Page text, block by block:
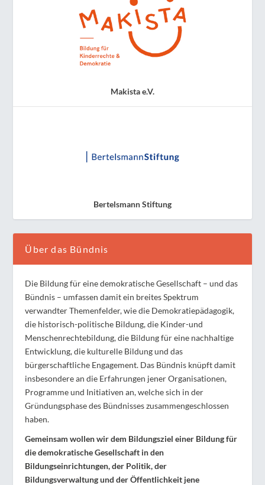
Makista e.V.
Bertelsmann Stiftung
Über das Bündnis
Die Bildung für eine demokratische Gesellschaft – und das
Bündnis – umfassen damit ein breites Spektrum
verwandter Themenfelder, wie die Demokratiepädagogik,
die historisch-politische Bildung, die Kinder-und
Menschenrechtebildung, die Bildung für eine nachhaltige
Entwicklung, die kulturelle Bildung und das
bürgerschaftliche Engagement. Das Bündnis knüpft damit
insbesondere an die Erfahrungen jener Organisationen,
Programme und Initiativen an, welche sich in der
Gründungsphase des Bündnisses zusammengeschlossen
haben.
Gemeinsam wollen wir dem Bildungsziel einer Bildung für
die demokratische Gesellschaft in den
Bildungseinrichtungen, der Politik, der
Bildungsverwaltung und der Öffentlichkeit jene